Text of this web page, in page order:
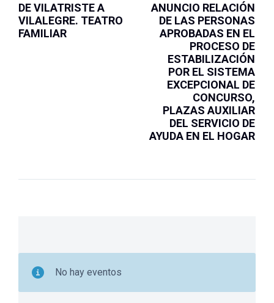
DE VILATRISTE A
VILALEGRE. TEATRO
FAMILIAR
ANUNCIO RELACIÓN
DE LAS PERSONAS
APROBADAS EN EL
PROCESO DE
ESTABILIZACIÓN
POR EL SISTEMA
EXCEPCIONAL DE
CONCURSO,
PLAZAS AUXILIAR
DEL SERVICIO DE
AYUDA EN EL HOGAR
No hay eventos